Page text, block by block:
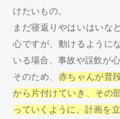
けたいもの。
まだ寝返りやはいはいな
心ですが、動けるように
いる場合、事故や誤飲が心
そのため、 赤ちゃんが普
から片付けていき、その
っていくように、計画を